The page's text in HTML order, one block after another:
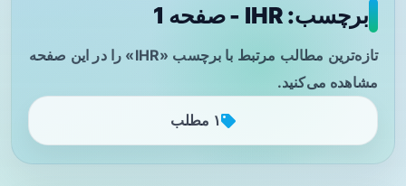
برچسب: IHR - صفحه 1
تازه‌ترین مطالب مرتبط با برچسب «IHR» را در این صفحه
مشاهده می‌کنید.
۱ مطلب